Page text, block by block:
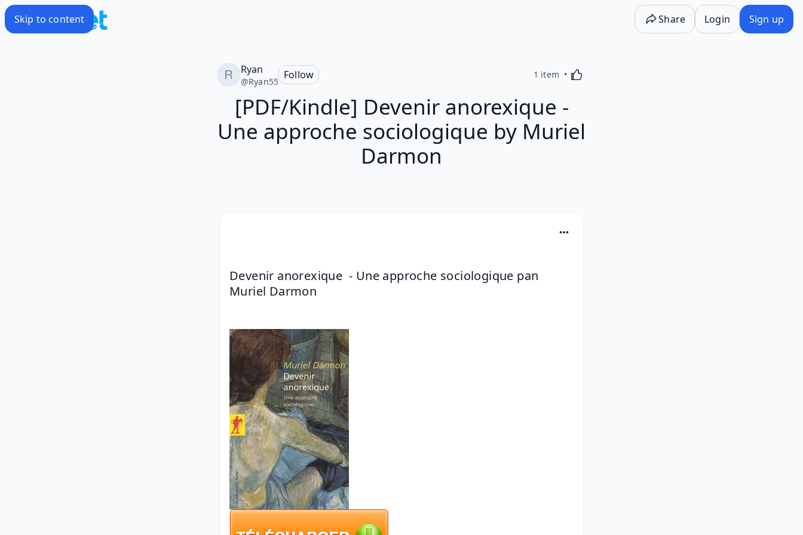
Skip to content Share Login Sign up
Ryan
@Ryan55
Follow 1 item Activating this element will cause content on the
[PDF/Kindle] Devenir anorexique -
Une approche sociologique by Muriel
Darmon
Devenir anorexique  - Une approche sociologique pan
Muriel Darmon